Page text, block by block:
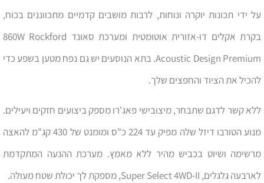
על ידי תכונות יוקרה ונוחות, לרבות מושבים קדמיים מתכווננים בכוח,
בקרת אקלים דו-אזורית אוטומטית ומערכת סאונד 860W Rockford
Acoustic Design Premium. בתא הנוסעים יש גם נפח מטען בשפע כדי
להכיל את הציוד והחפצים שלך.
ללא קשר לדגם שתבחר, מיצובישי פאג'רו מספק ביצועים חזקים ויעילים.
מנוע הטורבו דיזל שלה מפיק עד 224 כ"ס ומומנט של 430 קג"מ להאצה
מרשימה ושיוט בכביש מהיר ללא מאמץ. מערכת ההנעה המתקדמת
לארבעה גלגלים, Super Select 4WD-II, מספקת לך יכולת שטח מעולה.